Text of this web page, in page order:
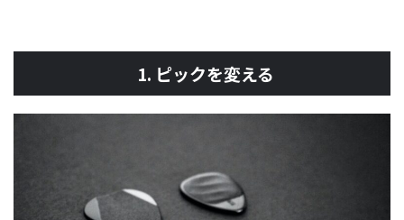
1. ピックを変える